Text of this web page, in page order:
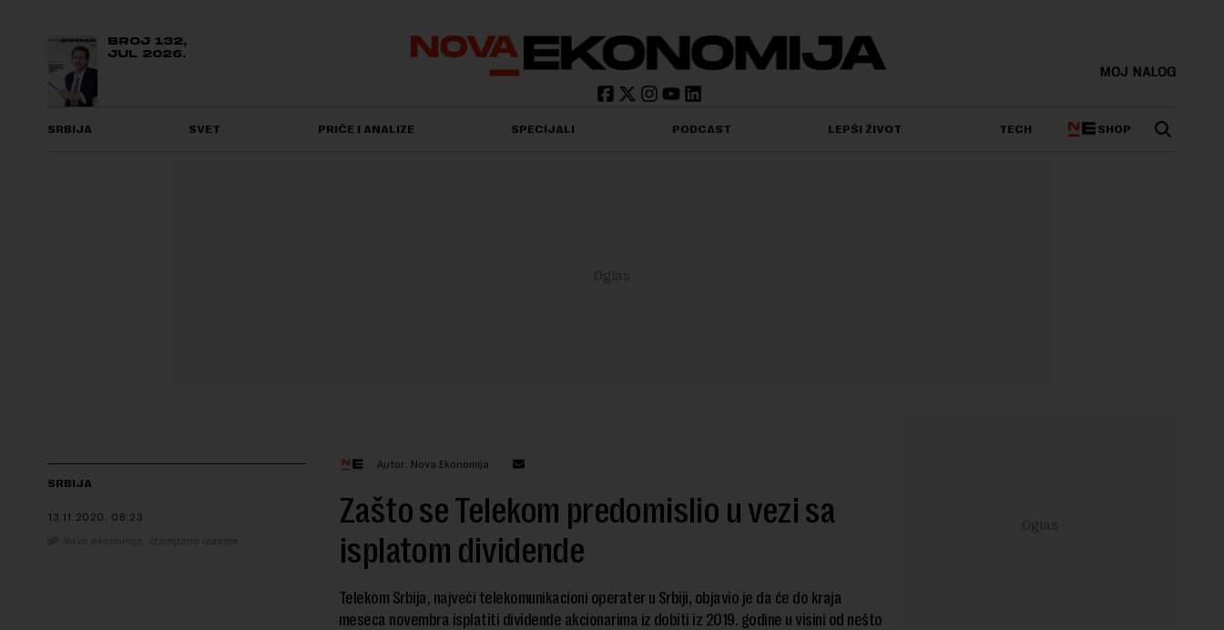
BROJ 132,
JUL 2026.
MOJ NALOG
SRBIJA SVET PRIČE I ANALIZE SPECIJALI PODCAST LEPŠI ŽIVOT TECH SHOP
SRBIJA
13.11.2020. 08:23
Nova ekonomija, štampano izdanje
Autor: Nova Ekonomija
Zašto se Telekom predomislio u vezi sa
isplatom dividende
Telekom Srbija, najveći telekomunikacioni operater u Srbiji, objavio je da će do kraja
meseca novembra isplatiti dividende akcionarima iz dobiti iz 2019. godine u visini od nešto